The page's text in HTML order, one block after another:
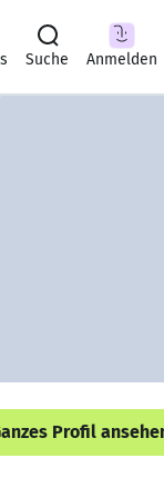
Suche Anmelden
Profil